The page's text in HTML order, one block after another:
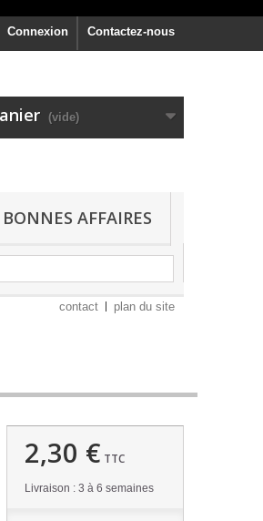
Contactez-nous
Connexion
(vide)
BONNES AFFAIRES
contact plan du site
2,30 € TTC
Livraison : 3 à 6 semaines